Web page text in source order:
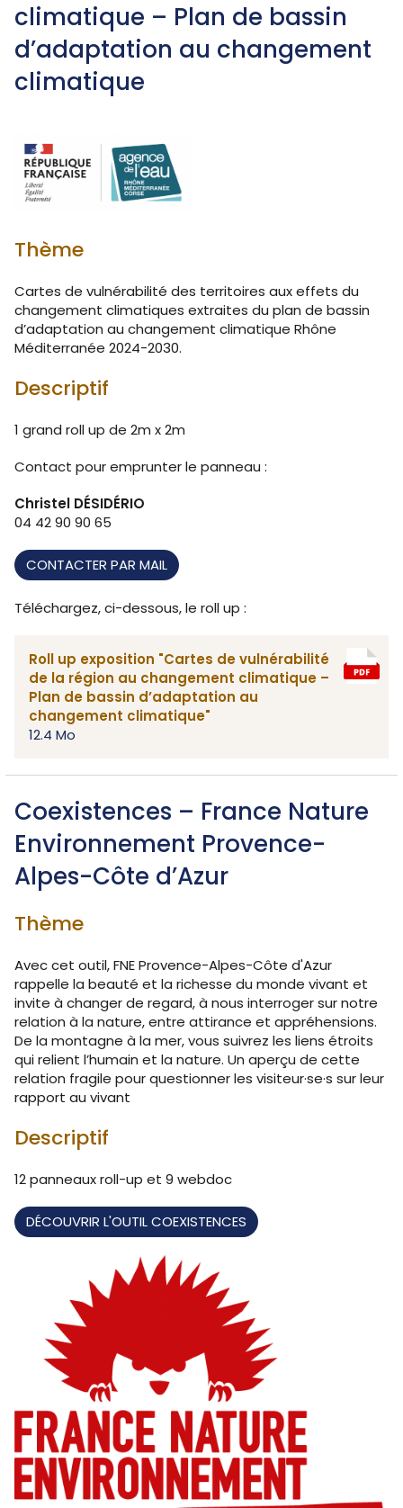
climatique – Plan de bassin
d’adaptation au changement
climatique
Thème
Cartes de vulnérabilité des territoires aux effets du
changement climatiques extraites du plan de bassin
d’adaptation au changement climatique Rhône
Méditerranée 2024-2030.
Descriptif
1 grand roll up de 2m x 2m
Contact pour emprunter le panneau :
Christel DÉSIDÉRIO
04 42 90 90 65
CONTACTER PAR MAIL
Téléchargez, ci-dessous, le roll up :
Roll up exposition "Cartes de vulnérabilité
de la région au changement climatique –
Plan de bassin d’adaptation au
changement climatique"
12.4 Mo
Coexistences – France Nature
Environnement Provence-
Alpes-Côte d’Azur
Thème
Avec cet outil, FNE Provence-Alpes-Côte d'Azur
rappelle la beauté et la richesse du monde vivant et
invite à changer de regard, à nous interroger sur notre
relation à la nature, entre attirance et appréhensions.
De la montagne à la mer, vous suivrez les liens étroits
qui relient l’humain et la nature. Un aperçu de cette
relation fragile pour questionner les visiteur·se·s sur leur
rapport au vivant
Descriptif
12 panneaux roll-up et 9 webdoc
DÉCOUVRIR L'OUTIL COEXISTENCES